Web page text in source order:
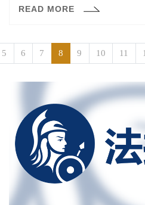
還意圖以檢查乳癌之名，撫其
READ MORE
5 6 7 8 9 10 11